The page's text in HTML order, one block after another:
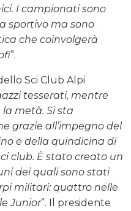
I campionati sono
sportivo ma sono
che coinvolgerà
”.
Sci Club Alpi
tesserati, mentre
metà. Si sta
grazie all’impegno del
e della quindicina di
club. È stato creato un
dei quali sono stati
militari: quattro nelle
Junior”. Il presidente